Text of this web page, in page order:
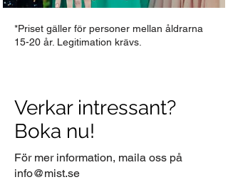
*Priset gäller för personer mellan åldrarna
15-20 år. Legitimation krävs.
Verkar intressant?
Boka nu!
För mer information, maila oss på
info@mist.se